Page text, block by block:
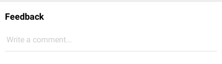
Feedback
Write a comment...